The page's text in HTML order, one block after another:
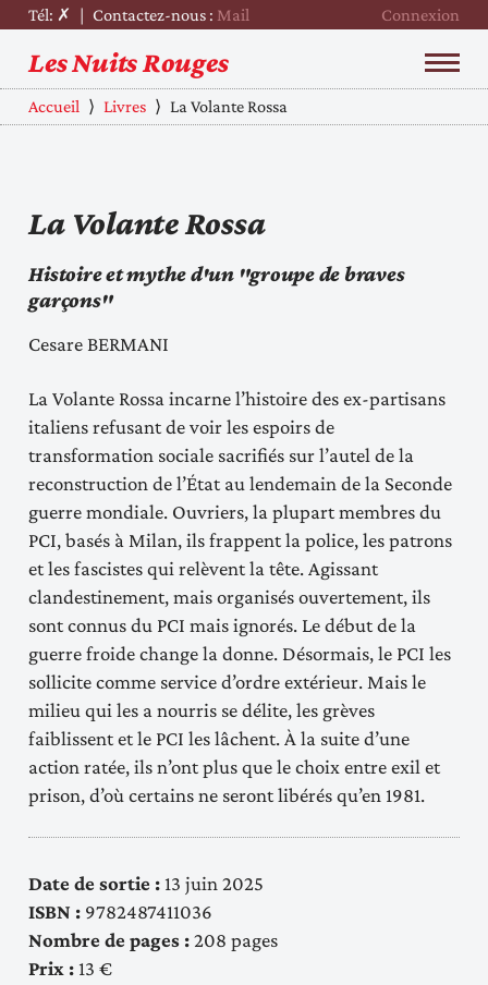
Tél: ✗ |Contactez-nous : Mail Connexion
Les Nuits Rouges
Accueil ⟩Livres ⟩La Volante Rossa
La Volante Rossa
Histoire et mythe d'un "groupe de braves
garçons"
Cesare BERMANI
La Volante Rossa incarne l’histoire des ex-partisans
italiens refusant de voir les espoirs de
transformation sociale sacrifiés sur l’autel de la
reconstruction de l’État au lendemain de la Seconde
guerre mondiale. Ouvriers, la plupart membres du
PCI, basés à Milan, ils frappent la police, les patrons
et les fascistes qui relèvent la tête. Agissant
clandestinement, mais organisés ouvertement, ils
sont connus du PCI mais ignorés. Le début de la
guerre froide change la donne. Désormais, le PCI les
sollicite comme service d’ordre extérieur. Mais le
milieu qui les a nourris se délite, les grèves
faiblissent et le PCI les lâchent. À la suite d’une
action ratée, ils n’ont plus que le choix entre exil et
prison, d’où certains ne seront libérés qu’en 1981.
Date de sortie : 13 juin 2025
ISBN : 9782487411036
Nombre de pages :208 pages
Prix : 13 €